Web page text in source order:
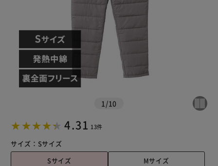
1 /10
4.31 13件
サイズ： Sサイズ
Sサイズ
Mサイズ